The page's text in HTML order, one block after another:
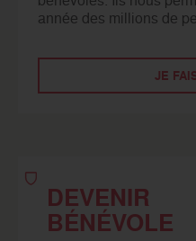
année des millions de
JE
DEVENIR
BÉNÉVOLE